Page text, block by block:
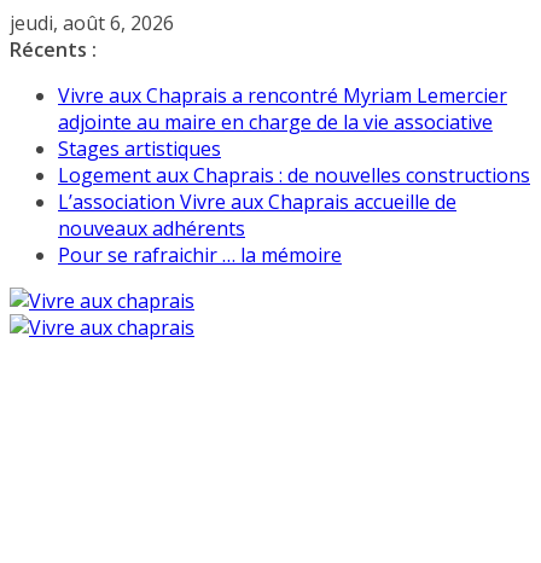
Passer
au
jeudi, août 6, 2026
Récents :
Vivre aux Chaprais a rencontré Myriam Lemercier
adjointe au maire en charge de la vie associative
Stages artistiques
Logement aux Chaprais : de nouvelles constructions
L’association Vivre aux Chaprais accueille de
nouveaux adhérents
Pour se rafraichir … la mémoire